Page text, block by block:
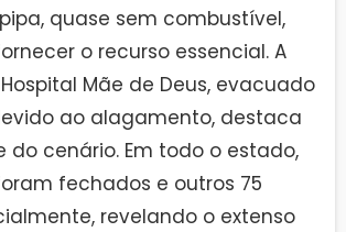
quase sem combustível,
o recurso essencial. A
Mãe de Deus, evacuado
ao alagamento, destaca
do cenário. Em todo o estado,
fechados e outros 75
revelando o extenso